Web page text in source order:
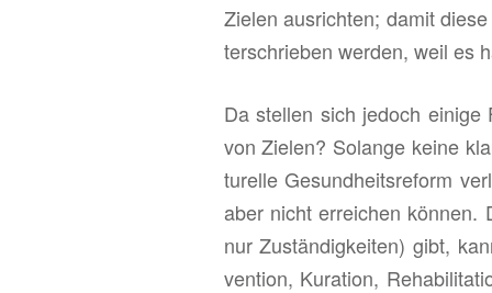
Zie­len aus­rich­ten; damit
ter­schrie­ben wer­den, weil es
Da stel­len sich je­doch ei­ni­ge
von Zie­len? So­lan­ge keine
tu­rel­le Ge­sund­heits­re­form
aber nicht er­rei­chen kön­nen.
nur Zu­stän­dig­kei­ten) gibt,
ven­ti­on, Ku­ra­ti­on,